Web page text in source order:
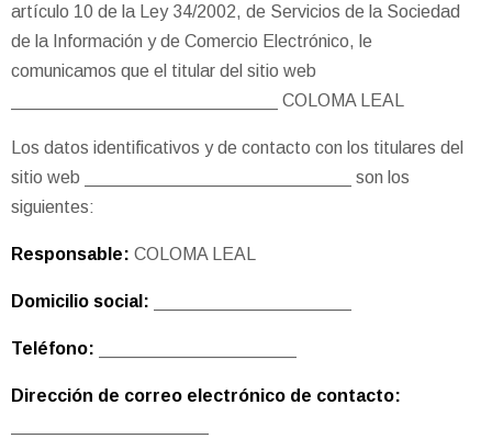
artículo 10 de la Ley 34/2002, de Servicios de la Sociedad
de la Información y de Comercio Electrónico, le
comunicamos que el titular del sitio web
___________________________ COLOMA LEAL
Los datos identificativos y de contacto con los titulares del
sitio web ___________________________ son los
siguientes:
Responsable: COLOMA LEAL
Domicilio social:
Teléfono:
Dirección de correo electrónico de contacto: